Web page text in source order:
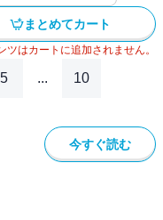
まとめてカート
はカートに追加されません。
5 ... 10
今すぐ読む